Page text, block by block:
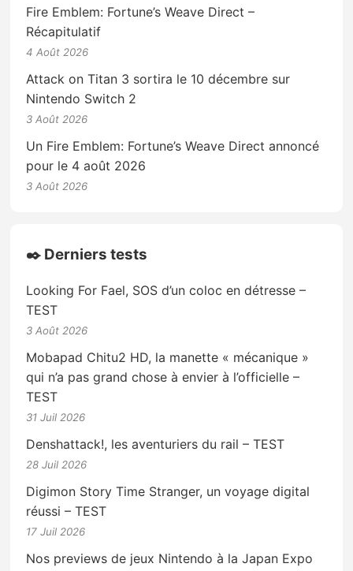
Fire Emblem: Fortune’s Weave Direct –
Récapitulatif
4 Août 2026
Attack on Titan 3 sortira le 10 décembre sur
Nintendo Switch 2
3 Août 2026
Un Fire Emblem: Fortune’s Weave Direct annoncé
pour le 4 août 2026
3 Août 2026
✒️ Derniers tests
Looking For Fael, SOS d’un coloc en détresse –
TEST
3 Août 2026
Mobapad Chitu2 HD, la manette « mécanique »
qui n’a pas grand chose à envier à l’officielle –
TEST
31 Juil 2026
Denshattack!, les aventuriers du rail – TEST
28 Juil 2026
Digimon Story Time Stranger, un voyage digital
réussi – TEST
17 Juil 2026
Nos previews de jeux Nintendo à la Japan Expo